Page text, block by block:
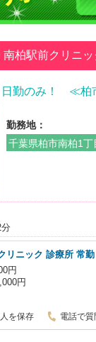
南柏駅前クリニッ
勤のみ！ ≪
勤務地：
千葉県柏市南柏1
リニック 診療所常
円
円
を保存 電話で質